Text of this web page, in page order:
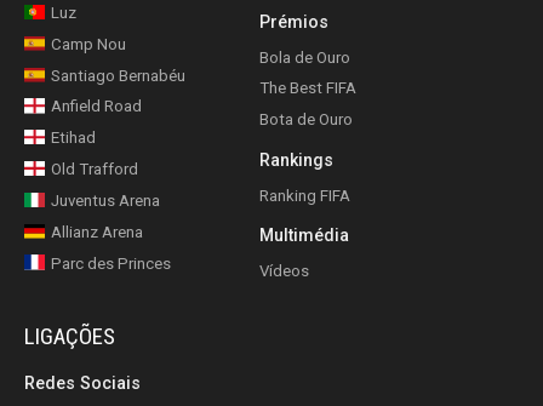
Luz
Camp Nou
Santiago Bernabéu
Anfield Road
Etihad
Old Trafford
Juventus Arena
Allianz Arena
Parc des Princes
Prémios
Bola de Ouro
The Best FIFA
Bota de Ouro
Rankings
Ranking FIFA
Multimédia
Vídeos
LIGAÇÕES
Redes Sociais